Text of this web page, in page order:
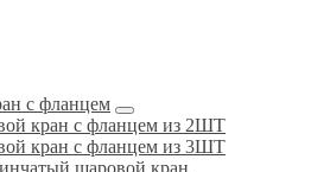
с фланцем
кран с фланцем из 2ШТ
кран с фланцем из 3ШТ